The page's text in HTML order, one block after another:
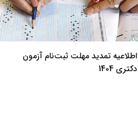
اطلاعیه تمدید مهلت ثبت‌نام آزمون
دکتری 1404